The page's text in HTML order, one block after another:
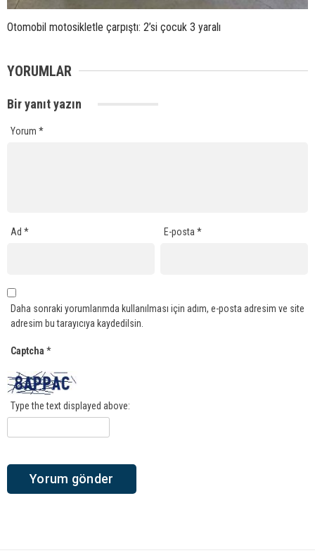
Otomobil motosikletle çarpıştı: 2’si çocuk 3 yaralı
YORUMLAR
Bir yanıt yazın
Yorum *
Ad * E-posta*
Daha sonraki yorumlarımda kullanılması için adım, e-posta adresim ve site
adresim bu tarayıcıya kaydedilsin.
Captcha *
Type the text displayed above: